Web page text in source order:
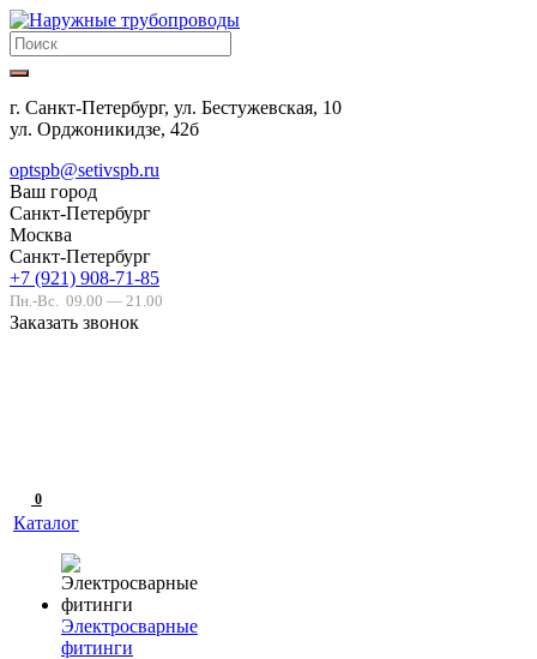
г. Санкт-Петербург, ул. Бестужевская, 10
ул. Орджоникидзе, 42б
optspb@setivspb.ru
Ваш город
Санкт-Петербург
Москва
Санкт-Петербург
+7 (921) 908-71-85
Пн.-Вс. 09.00 — 21.00
Заказать звонок
0
Каталог
Электросварные
фитинги